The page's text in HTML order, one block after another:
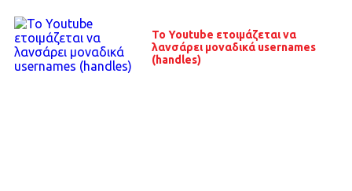
Το Youtube ετοιμάζεται να
λανσάρει μοναδικά usernames
(handles)